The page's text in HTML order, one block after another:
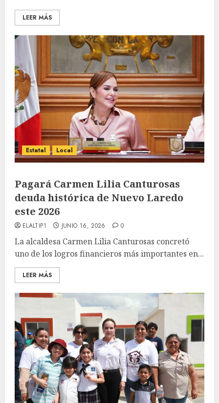
LEER MÁS
Estatal Local
Pagará Carmen Lilia Canturosas
deuda histórica de Nuevo Laredo
este 2026
ELALTIP1 JUNIO 16, 2026 0
La alcaldesa Carmen Lilia Canturosas concretó
uno de los logros financieros más importantes en...
LEER MÁS